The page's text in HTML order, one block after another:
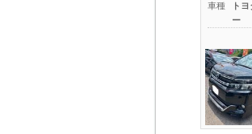
車種
ト
ー